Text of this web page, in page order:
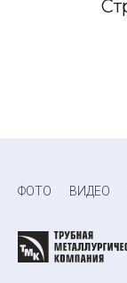
ФОТО ВИДЕО